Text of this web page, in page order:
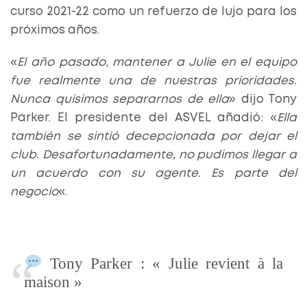
curso 2021-22 como un refuerzo de lujo para los
próximos años.
«El año pasado, mantener a Julie en el equipo
fue realmente una de nuestras prioridades.
Nunca quisimos separarnos de ella» dijo Tony
Parker. El presidente del ASVEL añadió: «Ella
también se sintió decepcionada por dejar el
club. Desafortunadamente, no pudimos llegar a
un acuerdo con su agente. Es parte del
negocio«.
Tony Parker : « Julie revient à la
maison »